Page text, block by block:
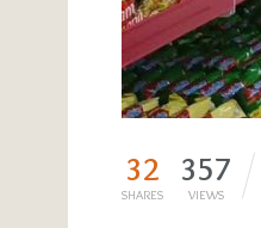
32
SHARES
357
VIEWS